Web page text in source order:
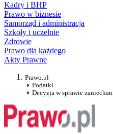
Kadry i BHP
Prawo w biznesie
Samorząd i administracja
Szkoły i uczelnie
Zdrowie
Prawo dla każdego
Akty Prawne
Prawo.pl
Podatki
Decyzja w sprawie